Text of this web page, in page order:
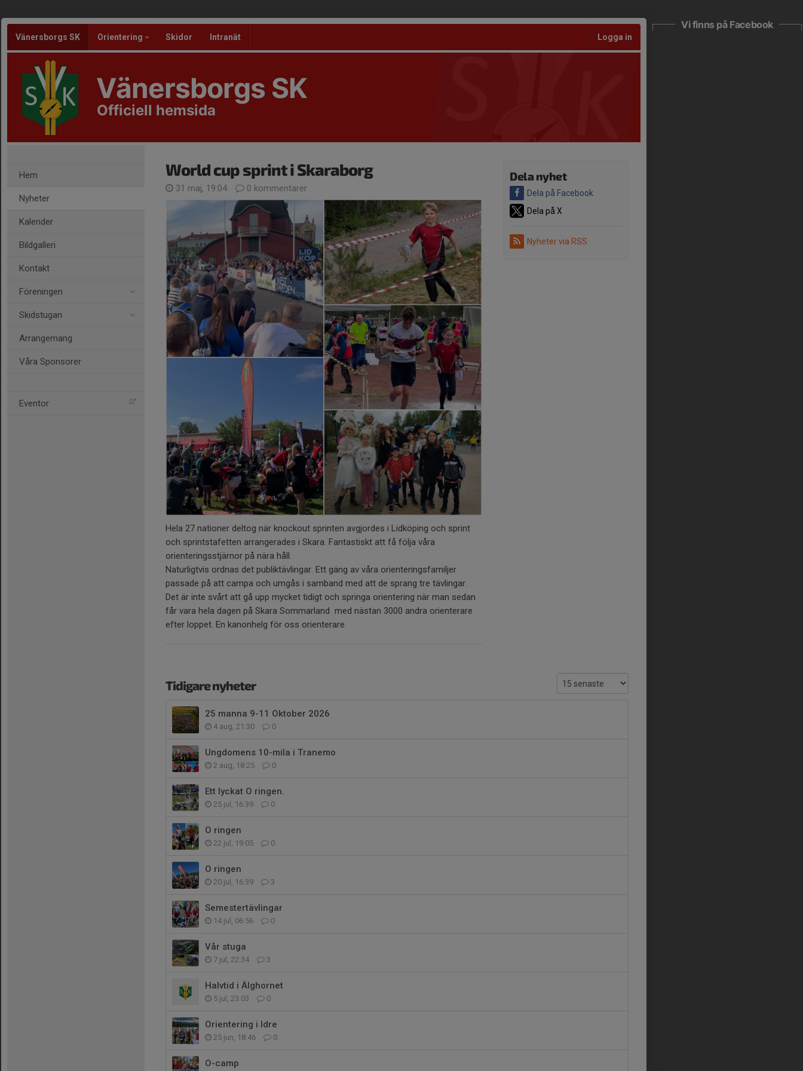
Vänersborgs SK Orientering Skidor Intranät Logga in
Vänersborgs SK
Officiell hemsida
Hem
Nyheter
Kalender
Bildgalleri
Kontakt
Föreningen
Skidstugan
Arrangemang
Våra Sponsorer
Eventor
Dela nyhet
Dela på Facebook
Dela på X
Nyheter via RSS
World cup sprint i Skaraborg
31 maj, 19:04 0 kommentarer
Hela 27 nationer deltog när knockout sprinten avgjordes i Lidköping och sprint
och sprintstafetten arrangerades i Skara. Fantastiskt att få följa våra
orienteringsstjärnor på nära håll.
Naturligtvis ordnas det publiktävlingar. Ett gäng av våra orienteringsfamiljer
passade på att campa och umgås i samband med att de sprang tre tävlingar.
Det är inte svårt att gå upp mycket tidigt och springa orientering när man sedan
får vara hela dagen på Skara Sommarland med nästan 3000 andra orienterare
efter loppet. En kanonhelg för oss orienterare.
Tidigare nyheter
25 manna 9-11 Oktober 2026
4 aug, 21:30 0
Ungdomens 10-mila i Tranemo
2 aug, 18:25 0
Ett lyckat O ringen.
25 jul, 16:39 0
O ringen
22 jul, 19:05 0
O ringen
20 jul, 16:39 3
Semestertävlingar
14 jul, 06:56 0
Vår stuga
7 jul, 22:34 3
Halvtid i Älghornet
5 jul, 23:03 0
Orientering i Idre
25 jun, 18:46 0
O-camp
Vi finns på Facebook